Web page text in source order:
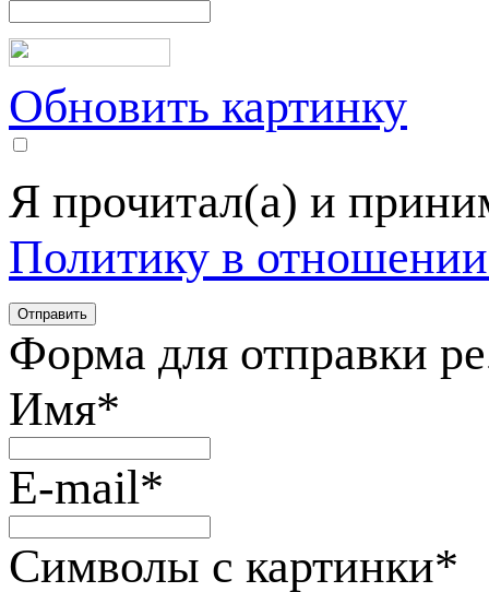
Обновить картинку
Я прочитал(а) и
Политику в
Форма для отправки
Имя*
E-mail*
Символы с картинки*